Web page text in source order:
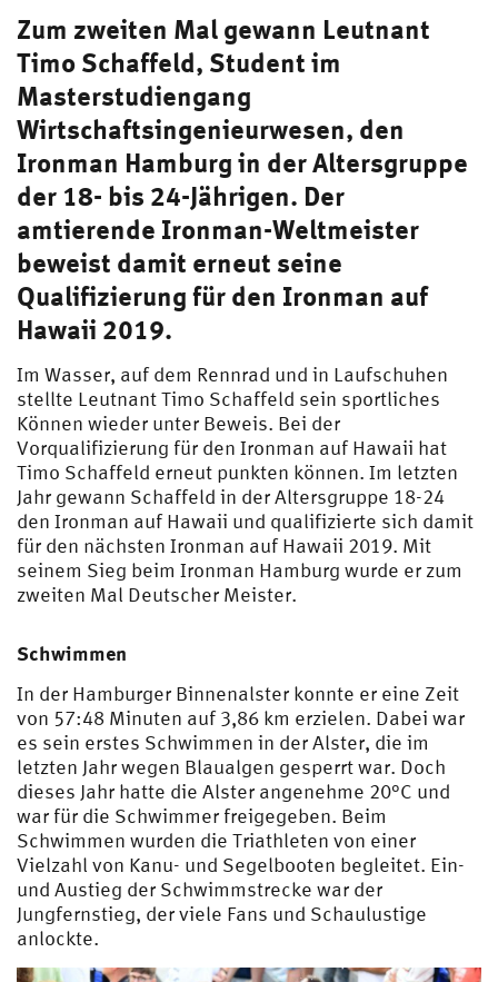
Zum zweiten Mal gewann Leutnant
Timo Schaffeld, Student im
Masterstudiengang
Wirtschaftsingenieurwesen, den
Ironman Hamburg in der Altersgruppe
der 18- bis 24-Jährigen. Der
amtierende Ironman-Weltmeister
beweist damit erneut seine
Qualifizierung für den Ironman auf
Hawaii 2019.
Im Wasser, auf dem Rennrad und in Laufschuhen
stellte Leutnant Timo Schaffeld sein sportliches
Können wieder unter Beweis. Bei der
Vorqualifizierung für den Ironman auf Hawaii hat
Timo Schaffeld erneut punkten können. Im letzten
Jahr gewann Schaffeld in der Altersgruppe 18-24
den Ironman auf Hawaii und qualifizierte sich damit
für den nächsten Ironman auf Hawaii 2019. Mit
seinem Sieg beim Ironman Hamburg wurde er zum
zweiten Mal Deutscher Meister.
Schwimmen
In der Hamburger Binnenalster konnte er eine Zeit
von 57:48 Minuten auf 3,86 km erzielen. Dabei war
es sein erstes Schwimmen in der Alster, die im
letzten Jahr wegen Blaualgen gesperrt war. Doch
dieses Jahr hatte die Alster angenehme 20°C und
war für die Schwimmer freigegeben. Beim
Schwimmen wurden die Triathleten von einer
Vielzahl von Kanu- und Segelbooten begleitet. Ein-
und Austieg der Schwimmstrecke war der
Jungfernstieg, der viele Fans und Schaulustige
anlockte.